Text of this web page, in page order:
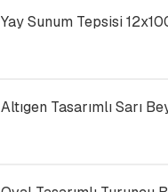
Yay Sunum Tepsisi
Altıgen Tasarımlı Sarı